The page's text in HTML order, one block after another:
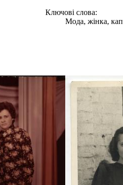
Ключові слова:
Мода, жінка,